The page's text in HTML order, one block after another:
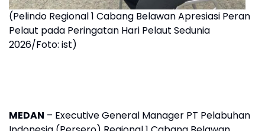
(Pelindo Regional 1 Cabang Belawan Apresiasi Peran
Pelaut pada Peringatan Hari Pelaut Sedunia
2026/Foto: ist)
MEDAN – Executive General Manager PT Pelabuhan